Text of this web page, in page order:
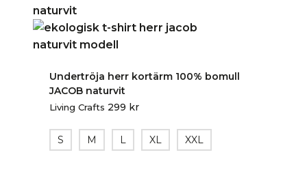
Undertröja herr kortärm 100% bomull
JACOB naturvit
Living Crafts 299 kr
S M L XL XXL